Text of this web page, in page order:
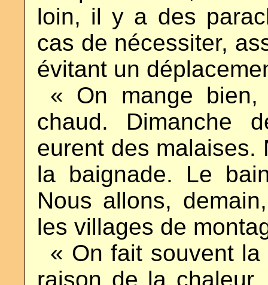
loin, il y a des
cas de nécessiter,
évitant un
« On mange
chaud. Dimanche
eurent des malaises.
la baignade. Le
Nous allons,
les villages de
« On fait souvent
raison de la